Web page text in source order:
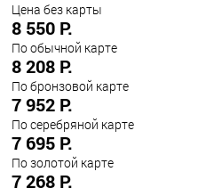
Цена без карты
8 550 Р.
По обычной карте
8 208 Р.
По бронзовой карте
7 952 Р.
По серебряной карте
7 695 Р.
По золотой карте
7 268 Р.